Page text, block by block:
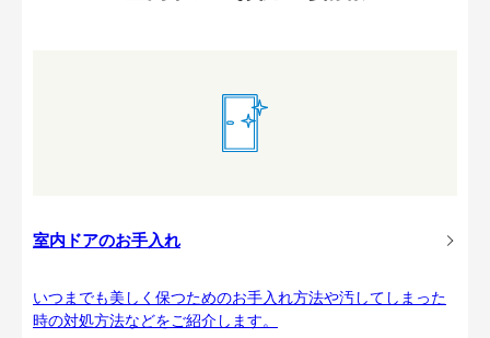
室内ドアのお手入れ
いつまでも美しく保つためのお手入れ方法や汚してしまった
時の対処方法などをご紹介します。